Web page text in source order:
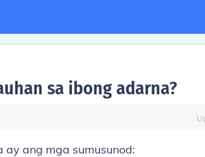
sa ibong adarna?
ang mga sumusunod: